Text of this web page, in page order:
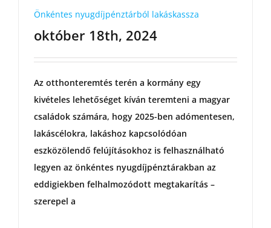
Önkéntes nyugdíjpénztárból lakáskassza
október 18th, 2024
Az otthonteremtés terén a kormány egy
kivételes lehetőséget kíván teremteni a magyar
családok számára, hogy 2025-ben adómentesen,
lakáscélokra, lakáshoz kapcsolódóan
eszközölendő felújításokhoz is felhasználható
legyen az önkéntes nyugdíjpénztárakban az
eddigiekben felhalmozódott megtakarítás –
szerepel a